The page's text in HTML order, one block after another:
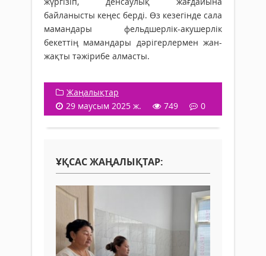
байланысты кеңес берді. Өз кезегінде сала
мамандары фельдшерлік-акушерлік
бекеттің мамандары дәрігерлермен жан-
жақты тәжірибе алмасты.
Жаңалықтар
29 маусым 2025 ж.
749 0
ҰҚСАС ЖАҢАЛЫҚТАР: